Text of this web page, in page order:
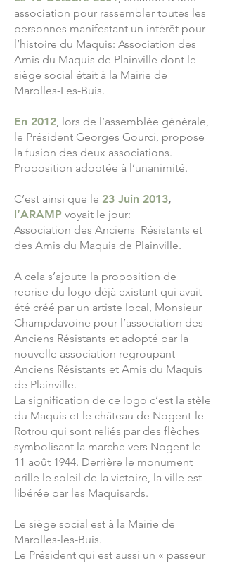
association pour rassembler toutes les
personnes manifestant un intérêt pour
l’histoire du Maquis: Association des
Amis du Maquis de Plainville dont le
siège social était à la Mairie de
Marolles-Les-Buis.
En 2012, lors de l’assemblée générale,
le Président Georges Gourci, propose
la fusion des deux associations.
Proposition adoptée à l’unanimité.
C’est ainsi que le 23 Juin 2013,
l’ARAMP voyait le jour:
Association des Anciens Résistants et
des Amis du Maquis de Plainville.
A cela s’ajoute la proposition de
reprise du logo déjà existant qui avait
été créé par un artiste local, Monsieur
Champdavoine pour l’association des
Anciens Résistants et adopté par la
nouvelle association regroupant
Anciens Résistants et Amis du Maquis
de Plainville.
La signification de ce logo c’est la stèle
du Maquis et le château de Nogent-le-
Rotrou qui sont reliés par des flèches
symbolisant la marche vers Nogent le
11 août 1944. Derrière le monument
brille le soleil de la victoire, la ville est
libérée par les Maquisards.
Le siège social est à la Mairie de
Marolles-les-Buis.
Le Président qui est aussi un « passeur